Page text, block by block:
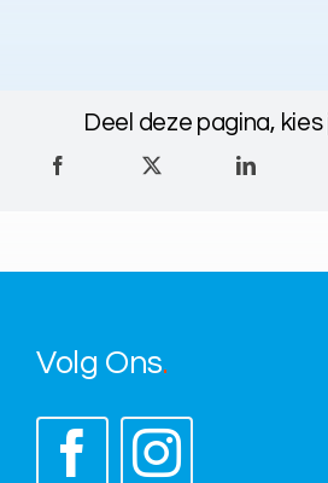
Deel deze pagina,
Volg Ons.